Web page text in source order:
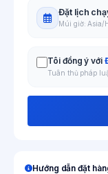
Đặt lịch
Múi giờ: Asia/
Tôi đồng ý với
Tuân thủ pháp
Hướng dẫn đặt